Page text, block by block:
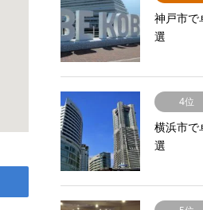
神戸市で
選
4位
横浜市で
選